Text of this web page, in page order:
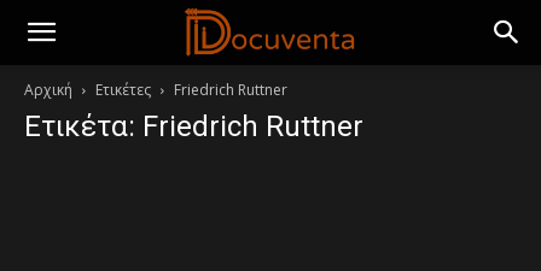
Αρχική Ετικέτες Friedrich Ruttner
Ετικέτα: Friedrich Ruttner